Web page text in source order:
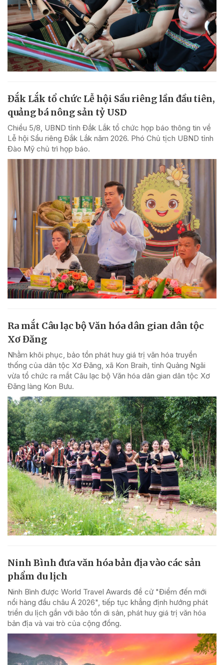
Đắk Lắk tổ chức Lễ hội Sầu riêng lần đầu tiên,
quảng bá nông sản tỷ USD
Chiều 5/8, UBND tỉnh Đắk Lắk tổ chức họp báo thông tin về
Lễ hội Sầu riêng Đắk Lắk năm 2026. Phó Chủ tịch UBND tỉnh
Đào Mỹ chủ trì họp báo.
Ra mắt Câu lạc bộ Văn hóa dân gian dân tộc
Xơ Đăng
Nhằm khôi phục, bảo tồn phát huy giá trị văn hóa truyền
thống của dân tộc Xơ Đăng, xã Kon Braih, tỉnh Quảng Ngãi
vừa tổ chức ra mắt Câu lạc bộ Văn hóa dân gian dân tộc Xơ
Đăng làng Kon Bưu.
Ninh Bình đưa văn hóa bản địa vào các sản
phẩm du lịch
Ninh Bình được World Travel Awards đề cử "Điểm đến mới
nổi hàng đầu châu Á 2026", tiếp tục khẳng định hướng phát
triển du lịch gắn với bảo tồn di sản, phát huy giá trị văn hóa
bản địa và vai trò của cộng đồng.